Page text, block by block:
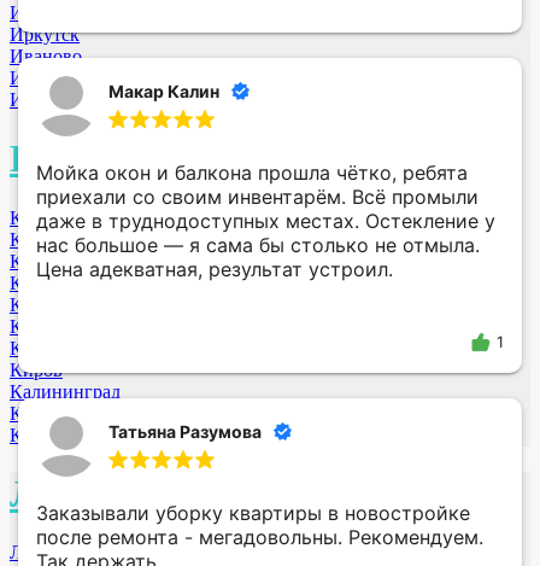
Ижевск
Иркутск
Иваново
Ишим
Искитим
К
Кемерово
Курск
Казань
Калуга
Курган
Краснодар
Красногорск
Киров
Калининград
Коломна МО
Королев МО
Л
Лобня МО
Макар Калин
Мойка окон и балкона прошла чётко, ребята
приехали со своим инвентарём. Всё промыли
даже в труднодоступных местах. Остекление у
нас большое — я сама бы столько не отмыла.
Цена адекватная, результат устроил.
1
Татьяна Разумова
Заказывали уборку квартиры в новостройке
после ремонта - мегадовольны. Рекомендуем.
Так держать